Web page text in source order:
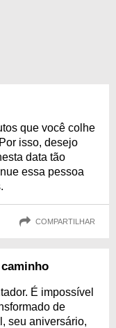
que você colhe
isso, desejo
data tão
essa pessoa
COMPARTILHAR
É impossível
de
seu aniversário,